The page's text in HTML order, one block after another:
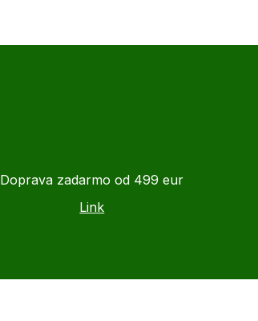
Doprava zadarmo od 499 eur
Link